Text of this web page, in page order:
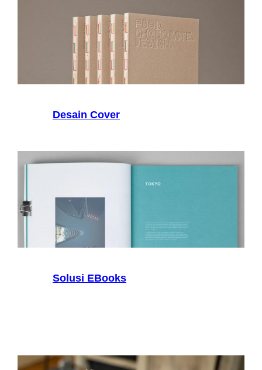
Desain Cover
Solusi EBooks